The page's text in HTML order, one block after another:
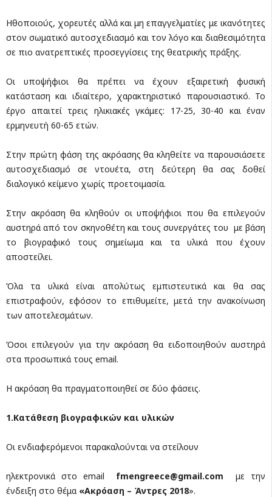
Hθοποιούς, χορευτές αλλά και μη επαγγελματίες με ικανότητες
στον σωματικό αυτοσχεδιασμό και τον λόγο και διαθεσιμότητα
σε πιο ανατρεπτικές προσεγγίσεις της θεατρικής πράξης.
Οι υποψήφιοι θα πρέπει να έχουν εξαιρετική φυσική
κατάσταση και ιδιαίτερο, χαρακτηριστικό παρουσιαστικό. Το
έργο απαιτεί τρεις ηλικιακές γκάμες: 17-25, 30-40 και έναν
ερμηνευτή 60-65 ετών.
Στην πρώτη φάση της ακρόασης θα κληθείτε να παρουσιάσετε
αυτοσχεδιασμό σε ντουέτα, στη δεύτερη θα σας δοθεί
διαλογικό κείμενο χωρίς προετοιμασία.
Στην ακρόαση θα κληθούν οι υποψήφιοι που θα επιλεγούν
αυστηρά από τον σκηνοθέτη και τους συνεργάτες του με βάση
το βιογραφικό τους σημείωμα και τα υλικά που έχουν
αποστείλει.
Όλα τα υλικά είναι απολύτως εμπιστευτικά και θα σας
επιστραφούν, εφόσον το επιθυμείτε, μετά την ανακοίνωση
των αποτελεσμάτων.
Όσοι επιλεγούν για την ακρόαση θα ειδοποιηθούν αυστηρά
στα προσωπικά τους email.
Η ακρόαση θα πραγματοποιηθεί σε δύο φάσεις.
1.Κατάθεση βιογραφικών και υλικών
Οι ενδιαφερόμενοι παρακαλούνται να στείλουν
ηλεκτρονικά στο email fmengreece@gmail.com με την
ένδειξη στο θέμα «Ακρόαση – Άντρες 2018».